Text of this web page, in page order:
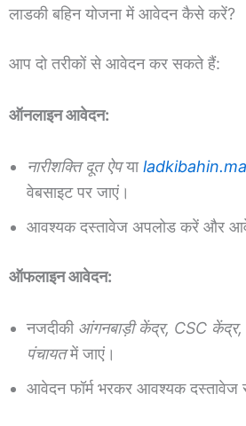
लाडकी बहिन योजना में आवेदन कैसे करें?
आप दो तरीकों से आवेदन कर सकते हैं:
ऑनलाइन आवेदन:
नारीशक्ति दूत ऐपया
वेबसाइट पर जाएं।
आवश्यक दस्तावेज अपलोड करें और
ऑफलाइन आवेदन:
नजदीकी आंगनबाड़ी केंद्र, CSC केंद्र,
पंचायतमें जाएं।
आवेदन फॉर्म भरकर आवश्यक